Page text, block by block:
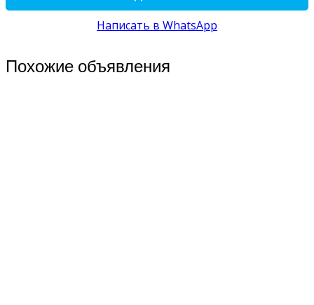
Написать в WhatsApp
Похожие объявления